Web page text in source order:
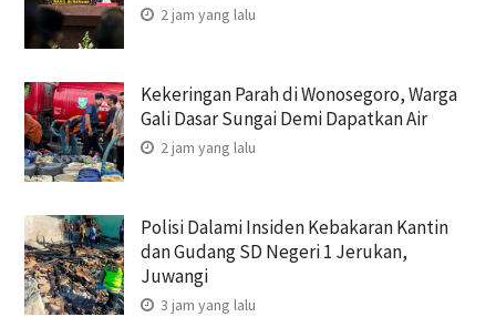
2 jam yang lalu
Kekeringan Parah di Wonosegoro, Warga
Gali Dasar Sungai Demi Dapatkan Air
2 jam yang lalu
Polisi Dalami Insiden Kebakaran Kantin
dan Gudang SD Negeri 1 Jerukan,
Juwangi
3 jam yang lalu